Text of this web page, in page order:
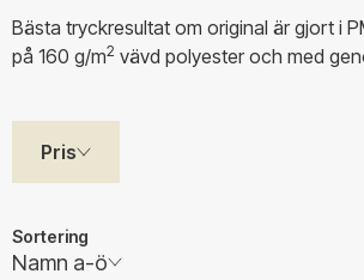
Bästa tryckresultat om original är gjort i
på 160 g/m2 vävd polyester och med
Pris
Sortering
Namn a-ö